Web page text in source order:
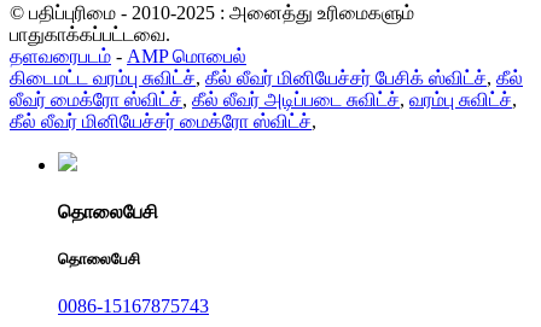
© பதிப்புரிமை - 2010-2025 : அனைத்து உரிமைகளும்
பாதுகாக்கப்பட்டவை.
தளவரைபடம் - AMP மொபைல்
கிடைமட்ட வரம்பு சுவிட்ச், கீல் லீவர் மினியேச்சர் பேசிக் ஸ்விட்ச், கீல்
லீவர் மைக்ரோ ஸ்விட்ச், கீல் லீவர் அடிப்படை சுவிட்ச், வரம்பு சுவிட்ச்,
கீல் லீவர் மினியேச்சர் மைக்ரோ ஸ்விட்ச்,
தொலைபேசி
தொலைபேசி
0086-15167875743